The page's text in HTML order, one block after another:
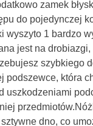
zamek
do pojedynczej
wyszyto 1 bardzo
jest na drobiazgi,
szybkiego
podszewce, która
uszkodzeniami
dno, co